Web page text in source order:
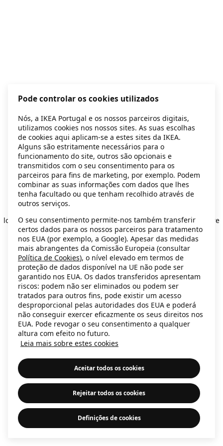
Application error: a client-side exception has occurred
loadingsecondhand.ikea.com (see the browser console for more
information).
Pode controlar os cookies utilizados
Nós, a IKEA Portugal e os nossos parceiros digitais,
utilizamos cookies nos nossos sites. As suas escolhas
de cookies aqui aplicam-se a estes sites da IKEA.
Alguns são estritamente necessários para o
funcionamento do site, outros são opcionais e
transmitidos com o seu consentimento para os
parceiros para fins de marketing, por exemplo. Podem
combinar as suas informações com dados que lhes
tenha facultado ou que tenham recolhido através de
outros serviços.
O seu consentimento permite-nos também transferir
certos dados para os nossos parceiros para tratamento
nos EUA (por exemplo, a Google). Apesar das medidas
mais abrangentes da Comissão Europeia (consultar
Política de Cookies), o nível elevado em termos de
proteção de dados disponível na UE não pode ser
garantido nos EUA. Os dados transferidos apresentam
riscos: podem não ser eliminados ou podem ser
tratados para outros fins, pode existir um acesso
desproporcional pelas autoridades dos EUA e poderá
não conseguir exercer eficazmente os seus direitos nos
EUA. Pode revogar o seu consentimento a qualquer
altura com efeito no futuro.
Leia mais sobre estes cookies
Aceitar todos os cookies
Rejeitar todos os cookies
Definições de cookies